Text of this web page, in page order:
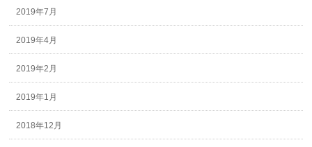
2019年7月
2019年4月
2019年2月
2019年1月
2018年12月